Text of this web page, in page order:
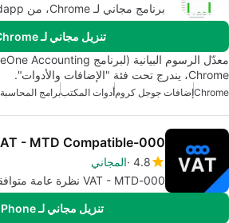
برنامج مجاني لـ Chrome، من appendedapp.
تنزيل مجاني لـ Chrome
Chrome، يندرج تحت فئة "الإضافات والأدوات".
Chromeإضافات جوجل كرومأدوات المكتببرامج المحاسبة
000-VAT - MTD Compatible
4.8 المجاني
000-VAT - MTD نظرة عامة متوافقة
تنزيل مجاني لـ iPhone